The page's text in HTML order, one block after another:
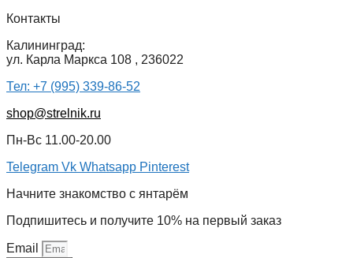
Контакты
Калининград:
ул. Карла Маркса 108 , 236022
Тел: +7 (995) 339-86-52
shop@strelnik.ru
Пн-Вс 11.00-20.00
Telegram Vk Whatsapp Pinterest
Начните знакомство с янтарём
Подпишитесь и получите 10% на первый заказ
Email